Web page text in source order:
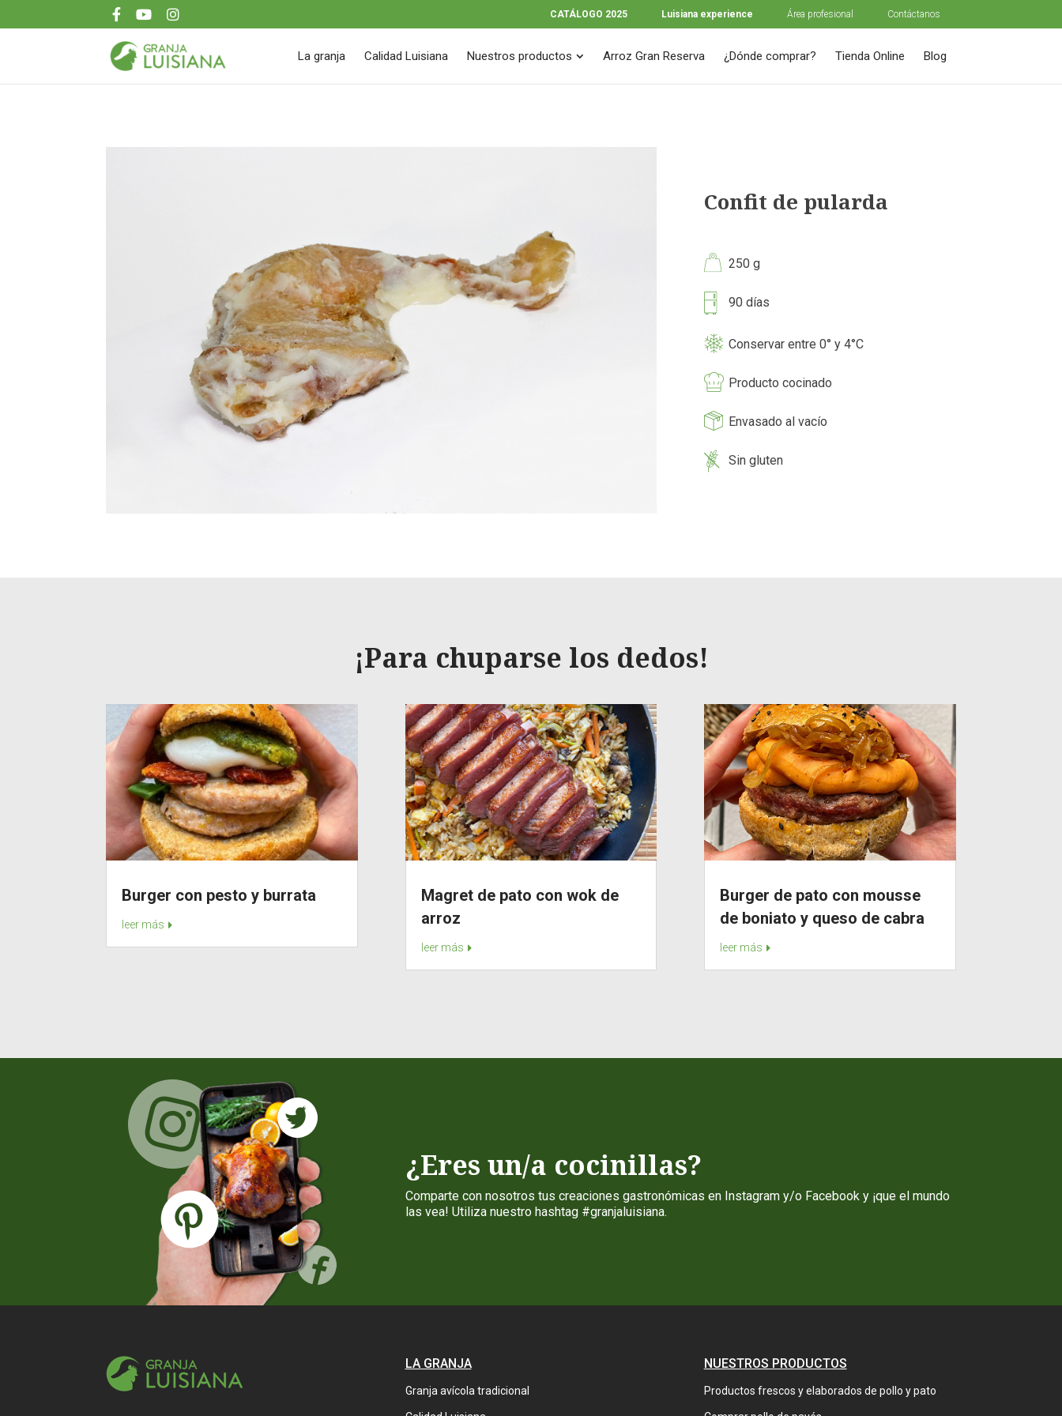
CATÁLOGO 2025 Luisiana experience Área profesional Contáctanos
La granja Calidad Luisiana Nuestros productos Arroz Gran Reserva ¿Dónde comprar? Tienda Online Blog
Confit de pularda
250 g
90 días
Conservar entre 0° y 4°C
Producto cocinado
Envasado al vacío
Sin gluten
¡Para chuparse los dedos!
Burger con pesto y burrata
leer más
Magret de pato con wok de
arroz
leer más
Burger de pato con mousse
de boniato y queso de cabra
leer más
¿Eres un/a cocinillas?
Comparte con nosotros tus creaciones gastronómicas en Instagram y/o Facebook y ¡que el mundo
las vea! Utiliza nuestro hashtag #granjaluisiana.
LA GRANJA
Granja avícola tradicional
NUESTROS PRODUCTOS
Productos frescos y elaborados de pollo y pato